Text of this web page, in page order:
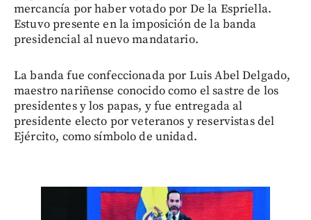
mercancía por haber votado por De la Espriella.
Estuvo presente en la imposición de la banda
presidencial al nuevo mandatario.
La banda fue confeccionada por Luis Abel Delgado,
maestro nariñense conocido como el sastre de los
presidentes y los papas, y fue entregada al
presidente electo por veteranos y reservistas del
Ejército, como símbolo de unidad.